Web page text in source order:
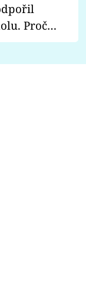
Proč
s ním než